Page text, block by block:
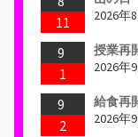
11
2026年
9
1
授業再
2026年
9
2
給食再
2026年